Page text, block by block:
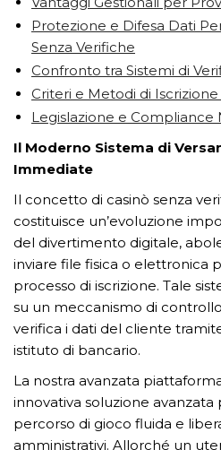
Nghề nghiệp...
Thành phố...
GỬI YÊU
Protezione e Difesa Dati
Senza Verifiche
Confronto tra Sistemi di
Criteri e Metodi di
Legislazione e Compliance
Il Moderno Sistema di
Immediate
Il concetto di casinò senza
costituisce un’evoluzione
del divertimento digitale,
inviare file fisica o elettronica
processo di iscrizione. Tale
su un meccanismo di
verifica i dati del cliente
istituto di bancario.
La nostra avanzata
innovativa soluzione avanzata
percorso di gioco fluida e
amministrativi. Allorché un